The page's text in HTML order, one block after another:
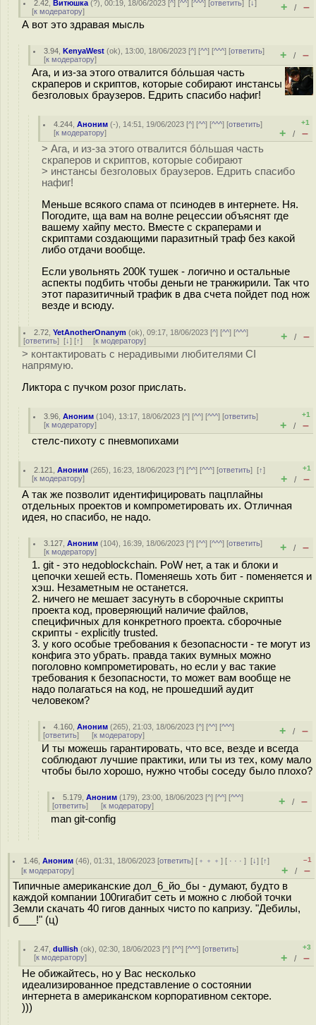
2.42 ,Витюшка (?), 00:19, 18/06/2023 [^] [^^] [^^^] [ответить][↓]
[к модератору] + / –
А вот это здравая мысль
3.94 ,KenyaWest (ok), 13:00, 18/06/2023 [^] [^^] [^^^] [ответить]
[к модератору] + / –
Ага, и из-за этого отвалится бо́льшая часть
скраперов и скриптов, которые собирают инстансы
безголовых браузеров. Едрить спасибо нафиг!
4.244 ,Аноним (-), 14:51, 19/06/2023 [^] [^^] [^^^] [ответить]
[к модератору]
+1
+ / –
> Ага, и из-за этого отвалится бо́льшая часть
скраперов и скриптов, которые собирают
> инстансы безголовых браузеров. Едрить спасибо
нафиг!
Меньше всякого спама от псинодев в интернете. Ня.
Погодите, ща вам на волне рецессии объяснят где
вашему хайпу место. Вместе с скраперами и
скриптами создающими паразитный траф без какой
либо отдачи вообще.
Если увольнять 200К тушек - логично и остальные
аспекты подбить чтобы деньги не транжирили. Так что
этот паразитичный трафик в два счета пойдет под нож
везде и всюду.
2.72 ,YetAnotherOnanym (ok), 09:17, 18/06/2023 [^] [^^] [^^^]
[ответить] [↓] [↑] [к модератору] + / –
> контактировать с нерадивыми любителями CI
напрямую.
Ликтора с пучком розог прислать.
3.96 ,Аноним (104), 13:17, 18/06/2023 [^] [^^] [^^^] [ответить]
[к модератору]
+1
+ / –
стелс-пихоту с пневмопихами
2.121 ,Аноним (265), 16:23, 18/06/2023 [^] [^^] [^^^] [ответить][↑]
[к модератору]
+1
+ / –
А так же позволит идентифицировать пацплайны
отдельных проектов и компрометировать их. Отличная
идея, но спасибо, не надо.
3.127 ,Аноним (104), 16:39, 18/06/2023 [^] [^^] [^^^] [ответить]
[к модератору] + / –
1. git - это недоblockchain. PoW нет, а так и блоки и
цепочки хешей есть. Поменяешь хоть бит - поменяется и
хэш. Незаметным не останется.
2. ничего не мешает засунуть в сборочные скрипты
проекта код, проверяющий наличие файлов,
специфичных для конкретного проекта. сборочные
скрипты - explicitly trusted.
3. у кого особые требования к безопасности - те могут из
конфига это убрать. правда таких вумных можно
поголовно компрометировать, но если у вас такие
требования к безопасности, то может вам вообще не
надо полагаться на код, не прошедший аудит
человеком?
4.160 ,Аноним (265), 21:03, 18/06/2023 [^] [^^] [^^^]
[ответить] [к модератору] + / –
И ты можешь гарантировать, что все, везде и всегда
соблюдают лучшие практики, или ты из тех, кому мало
чтобы было хорошо, нужно чтобы соседу было плохо?
5.179 ,Аноним (179), 23:00, 18/06/2023 [^] [^^] [^^^]
[ответить] [к модератору] + / –
man git-config
1.46 ,Аноним (46), 01:31, 18/06/2023 [ответить] [ ﹢﹢﹢] [ · · ·][↓] [↑]
[к модератору]
–1
+ / –
Типичные американские дол_6_йо_бы - думают, будто в
каждой компании 100гигабит сеть и можно с любой точки
Земли скачать 40 гигов данных чисто по капризу. "Дебилы,
б___!" (ц)
2.47 ,dullish (ok), 02:30, 18/06/2023 [^] [^^] [^^^] [ответить]
[к модератору]
+3
+ / –
Не обижайтесь, но у Вас несколько
идеализированное представление о состоянии
интернета в американском корпоративном секторе.
)))